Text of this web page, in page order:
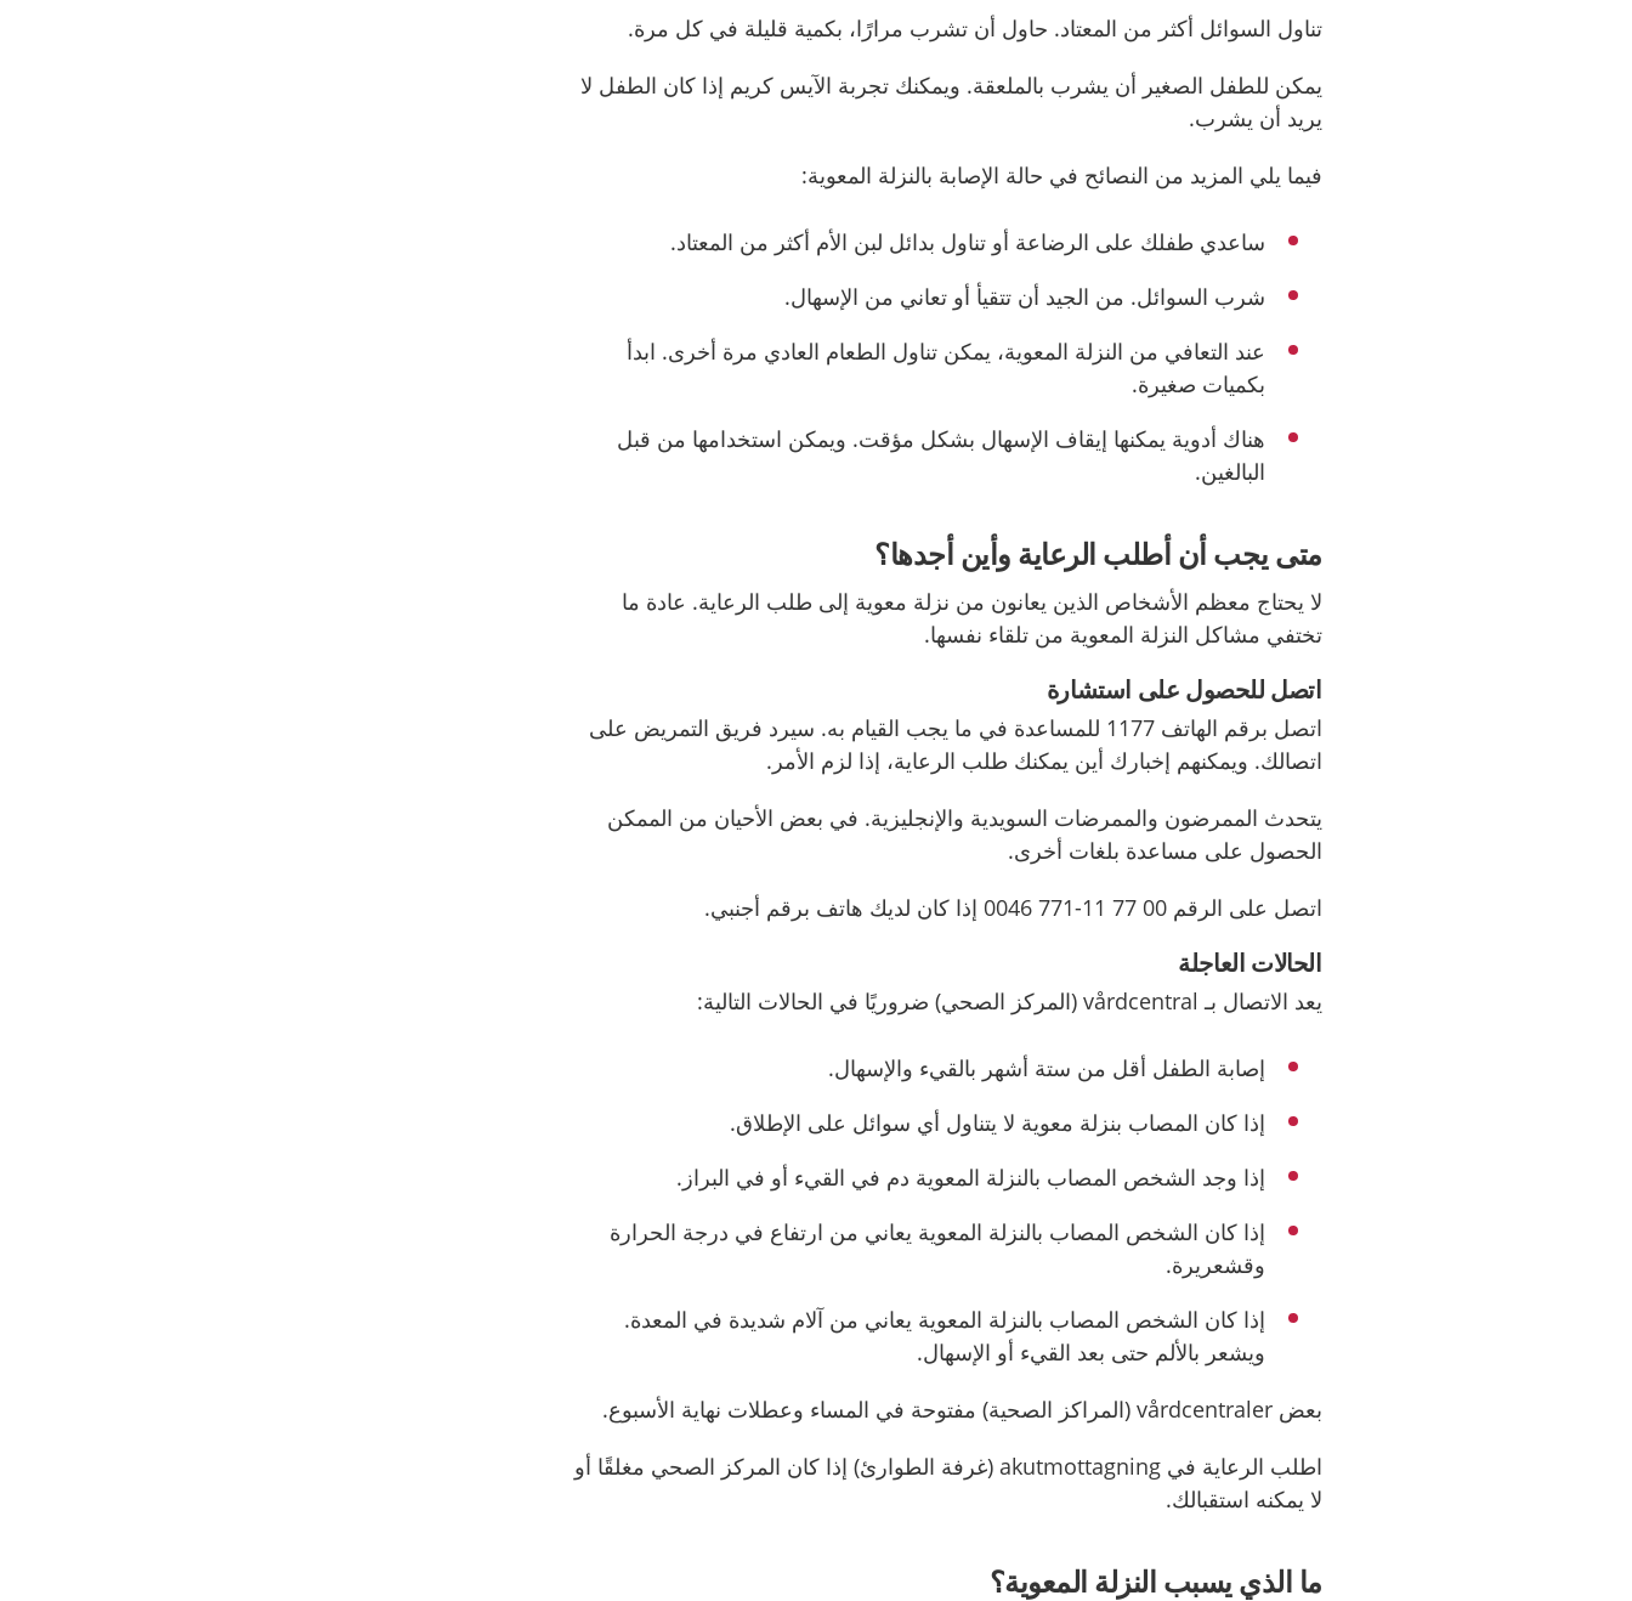
تناول السوائل أكثر من المعتاد. حاول أن تشرب مرارًا، بكمية قليلة في كل مرة.
يمكن للطفل الصغير أن يشرب بالملعقة. ويمكنك تجربة الآيس كريم إذا كان الطفل لا
يريد أن يشرب.
فيما يلي المزيد من النصائح في حالة الإصابة بالنزلة المعوية:
ساعدي طفلك على الرضاعة أو تناول بدائل لبن الأم أكثر من المعتاد.
شرب السوائل. من الجيد أن تتقيأ أو تعاني من الإسهال.
عند التعافي من النزلة المعوية، يمكن تناول الطعام العادي مرة أخرى. ابدأ
بكميات صغيرة.
هناك أدوية يمكنها إيقاف الإسهال بشكل مؤقت. ويمكن استخدامها من قبل
البالغين.
متى يجب أن أطلب الرعاية وأين أجدها؟
لا يحتاج معظم الأشخاص الذين يعانون من نزلة معوية إلى طلب الرعاية. عادة ما
تختفي مشاكل النزلة المعوية من تلقاء نفسها.
اتصل للحصول على استشارة
اتصل برقم الهاتف 1177 للمساعدة في ما يجب القيام به. سيرد فريق التمريض على
اتصالك. ويمكنهم إخبارك أين يمكنك طلب الرعاية، إذا لزم الأمر.
يتحدث الممرضون والممرضات السويدية والإنجليزية. في بعض الأحيان من الممكن
الحصول على مساعدة بلغات أخرى.
اتصل على الرقم 00 77 11-771 0046 إذا كان لديك هاتف برقم أجنبي.
الحالات العاجلة
يعد الاتصال بـ vårdcentral (المركز الصحي) ضروريًا في الحالات التالية:
إصابة الطفل أقل من ستة أشهر بالقيء والإسهال.
إذا كان المصاب بنزلة معوية لا يتناول أي سوائل على الإطلاق.
إذا وجد الشخص المصاب بالنزلة المعوية دم في القيء أو في البراز.
إذا كان الشخص المصاب بالنزلة المعوية يعاني من ارتفاع في درجة الحرارة
وقشعريرة.
إذا كان الشخص المصاب بالنزلة المعوية يعاني من آلام شديدة في المعدة.
ويشعر بالألم حتى بعد القيء أو الإسهال.
بعض vårdcentraler (المراكز الصحية) مفتوحة في المساء وعطلات نهاية الأسبوع.
اطلب الرعاية في akutmottagning (غرفة الطوارئ) إذا كان المركز الصحي مغلقًا أو
لا يمكنه استقبالك.
ما الذي يسبب النزلة المعوية؟